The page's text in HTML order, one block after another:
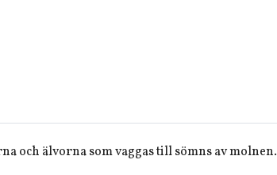
och älvorna som vaggas till sömns av molnen.